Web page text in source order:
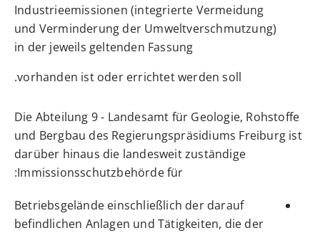
Industrieemissionen (integrierte Vermeidung
und Verminderung der Umweltverschmutzung)
in der jeweils geltenden Fassung
vorhanden ist oder errichtet werden soll.
Die Abteilung 9 - Landesamt für Geologie, Rohstoffe
und Bergbau des Regierungspräsidiums Freiburg ist
darüber hinaus die landesweit zuständige
Immissionsschutzbehörde für:
Betriebsgelände einschließlich der darauf
befindlichen Anlagen und Tätigkeiten, die der